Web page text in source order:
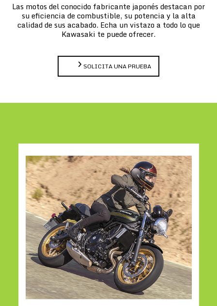
Las motos del conocido fabricante japonés destacan por
su eficiencia de combustible, su potencia y la alta
calidad de sus acabado. Echa un vistazo a todo lo que
Kawasaki te puede ofrecer.
SOLICITA UNA PRUEBA